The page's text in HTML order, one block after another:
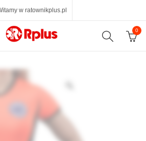
w ratownikplus.pl
0